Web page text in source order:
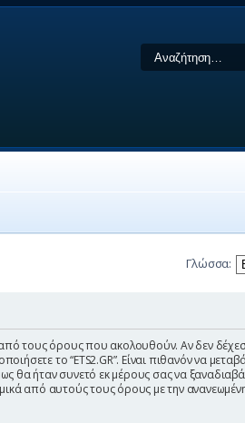
Γλώσσα:
από τους όρους που ακολουθούν. Αν δεν
το “ETS2.GR”. Είναι πιθανόν να
ήταν συνετό εκ μέρους σας να
από αυτούς τους όρους με την